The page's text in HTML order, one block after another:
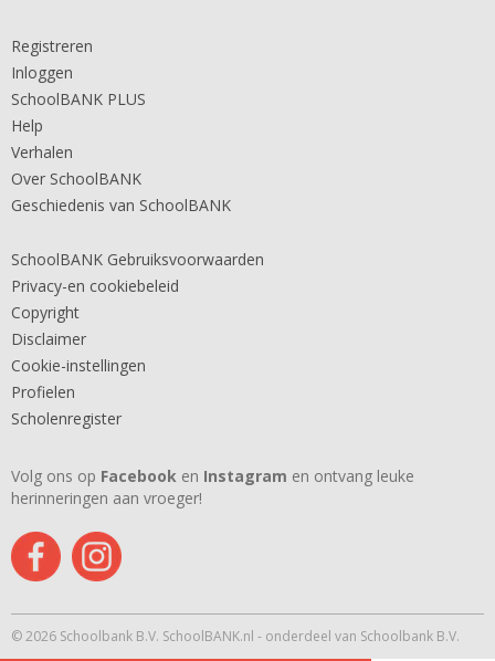
Registreren
Inloggen
SchoolBANK PLUS
Help
Verhalen
Over SchoolBANK
Geschiedenis van SchoolBANK
SchoolBANK Gebruiksvoorwaarden
Privacy-en cookiebeleid
Copyright
Disclaimer
Cookie-instellingen
Profielen
Scholenregister
Volg ons op Facebook en Instagram en ontvang leuke
herinneringen aan vroeger!
© 2026 Schoolbank B.V. SchoolBANK.nl - onderdeel van Schoolbank B.V.